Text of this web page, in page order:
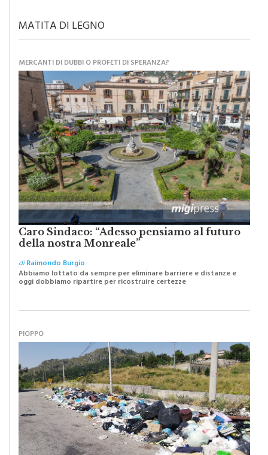
Caro Sindaco: “Adesso pensiamo al futuro
della nostra Monreale”
diRaimondo Burgio
Abbiamo lottato da sempre per eliminare barriere e distanze e
oggi dobbiamo ripartire per ricostruire certezze